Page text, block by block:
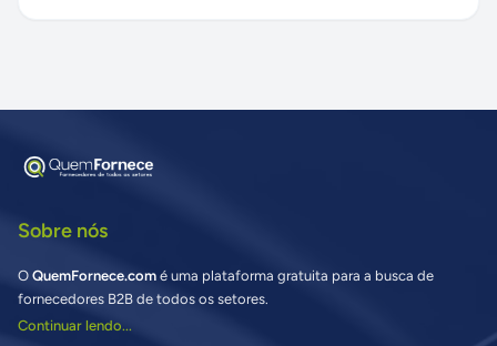
Sobre nós
O QuemFornece.com é uma plataforma gratuita para a busca de
fornecedores B2B de todos os setores.
Continuar lendo...